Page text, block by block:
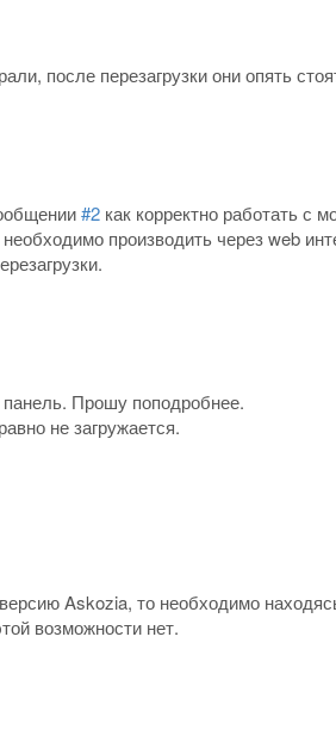
после перезагрузки они опять
#2как корректно работать с
производить через web
панель. Прошу поподробнее.
не загружается.
Askozia, то необходимо
возможности нет.